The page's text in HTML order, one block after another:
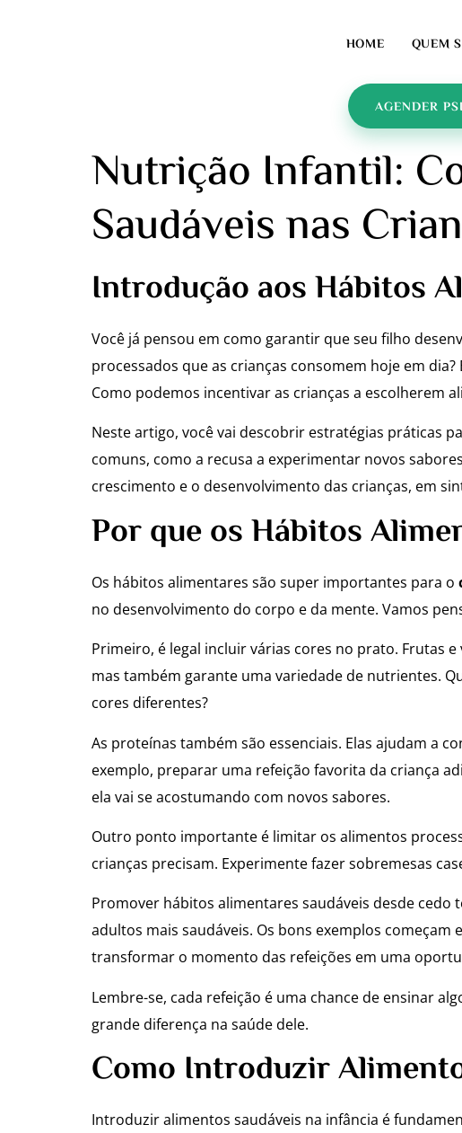
HOME QUEM
AGENDER
Nutrição Infantil:
Saudáveis nas
Introdução aos Hábitos
Você já pensou em como garantir que seu filho
processados que as crianças consomem hoje em
Como podemos incentivar as crianças a escolherem
Neste artigo, você vai descobrir estratégias práticas
comuns, como a recusa a experimentar novos
crescimento e o desenvolvimento das crianças, em
Por que os Hábitos
Os hábitos alimentares são super importantes para o
no desenvolvimento do corpo e da mente. Vamos
Primeiro, é legal incluir várias cores no prato. Frutas
mas também garante uma variedade de nutrientes.
cores diferentes?
As proteínas também são essenciais. Elas ajudam a
exemplo, preparar uma refeição favorita da criança
ela vai se acostumando com novos sabores.
Outro ponto importante é limitar os alimentos
crianças precisam. Experimente fazer sobremesas
Promover hábitos alimentares saudáveis desde cedo
adultos mais saudáveis. Os bons exemplos começam
transformar o momento das refeições em uma
Lembre-se, cada refeição é uma chance de ensinar
grande diferença na saúde dele.
Como Introduzir
Introduzir alimentos saudáveis na infância é